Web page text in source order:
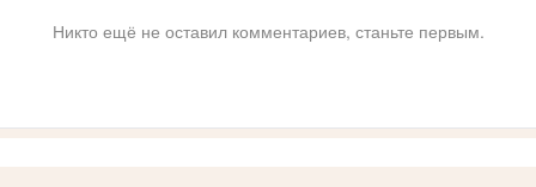
Никто ещё не оставил комментариев, станьте первым.